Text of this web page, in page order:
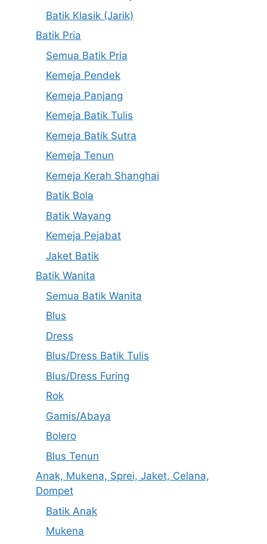
Batik Klasik (Jarik)
Batik Pria
Semua Batik Pria
Kemeja Pendek
Kemeja Panjang
Kemeja Batik Tulis
Kemeja Batik Sutra
Kemeja Tenun
Kemeja Kerah Shanghai
Batik Bola
Batik Wayang
Kemeja Pejabat
Jaket Batik
Batik Wanita
Semua Batik Wanita
Blus
Dress
Blus/Dress Batik Tulis
Blus/Dress Furing
Rok
Gamis/Abaya
Bolero
Blus Tenun
Anak, Mukena, Sprei, Jaket, Celana,
Dompet
Batik Anak
Mukena